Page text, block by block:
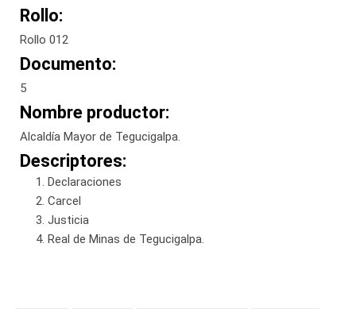
Rollo:
Rollo 012
Documento:
5
Nombre productor:
Alcaldía Mayor de Tegucigalpa.
Descriptores:
Declaraciones
Carcel
Justicia
Real de Minas de Tegucigalpa.